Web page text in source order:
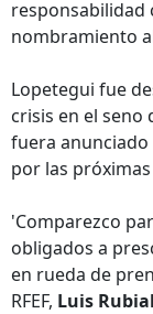
responsabilidad
nombramiento
Lopetegui fue
crisis en el seno
fuera
por las
'Comparezco
obligados a
en rueda de
RFEF, Luis